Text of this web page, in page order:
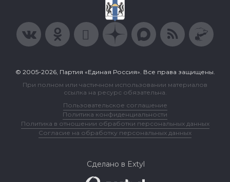
© 2005-2026, Партия «Единая Россия». Все права защищены.
При полном или частичном использовании материалов
ссылка на ресурс обязательна.
Пользовательское соглашение
Политика конфиденциальности
Политика в отношении обработки персональных данных
Согласие на обработку персональных данных
Сделано в Extyl